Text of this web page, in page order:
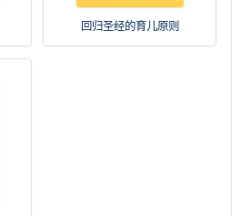
回归圣经的育儿原则